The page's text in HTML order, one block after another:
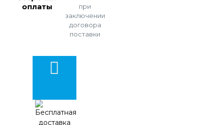
оплаты
при
заключении
договора
поставки